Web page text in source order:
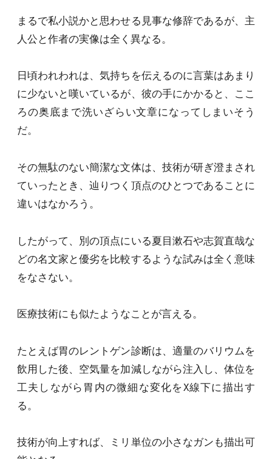
まるで私小説かと思わせる見事な修辞であるが、主
人公と作者の実像は全く異なる。
日頃われわれは、気持ちを伝えるのに言葉はあまり
に少ないと嘆いているが、彼の手にかかると、ここ
ろの奥底まで洗いざらい文章になってしまいそう
だ。
その無駄のない簡潔な文体は、技術が研ぎ澄まされ
ていったとき、辿りつく頂点のひとつであることに
違いはなかろう。
したがって、別の頂点にいる夏目漱石や志賀直哉な
どの名文家と優劣を比較するような試みは全く意味
をなさない。
医療技術にも似たようなことが言える。
たとえば胃のレントゲン診断は、適量のバリウムを
飲用した後、空気量を加減しながら注入し、体位を
工夫しながら胃内の微細な変化をX線下に描出す
る。
技術が向上すれば、ミリ単位の小さなガンも描出可